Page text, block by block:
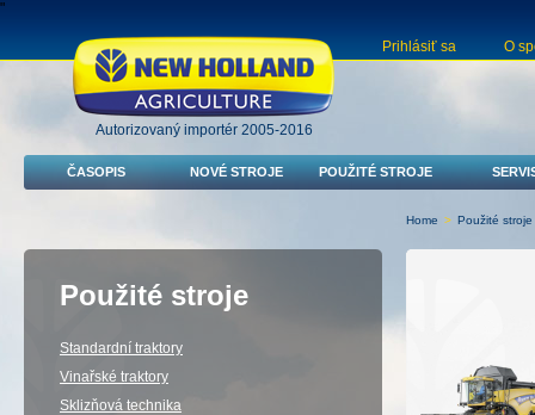
"
Autorizovaný importér 2005-2016
Prihlásiť sa O
ČASOPIS NOVÉ STROJE POUŽITÉ STROJE
Home > Použité stroje
Použité stroje
Standardní traktory
Vinařské traktory
Sklizňová technika